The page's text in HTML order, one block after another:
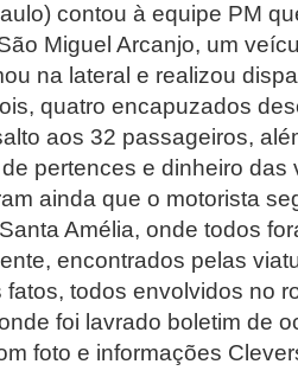
contou à equipe PM
Miguel Arcanjo, um
na lateral e realizou
quatro encapuzados
aos 32 passageiros,
pertences e dinheiro das
ainda que o motorista
Amélia, onde todos
encontrados pelas
fatos, todos envolvidos no
foi lavrado boletim de
foto e informações